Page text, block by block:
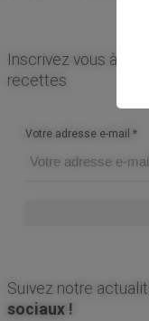
Inscrivez vous à la
recettes
Votre adresse e-mail *
Suivez notre
sociaux !